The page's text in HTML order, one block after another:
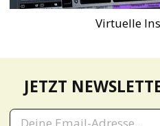
Virtuelle
JETZT